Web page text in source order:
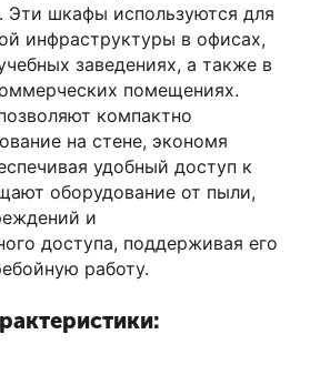
Эти шкафы используются для
инфраструктуры в офисах,
заведениях, а также в
помещениях.
компактно
на стене, экономя
удобный доступ к
оборудование от пыли,
и
доступа, поддерживая его
работу.